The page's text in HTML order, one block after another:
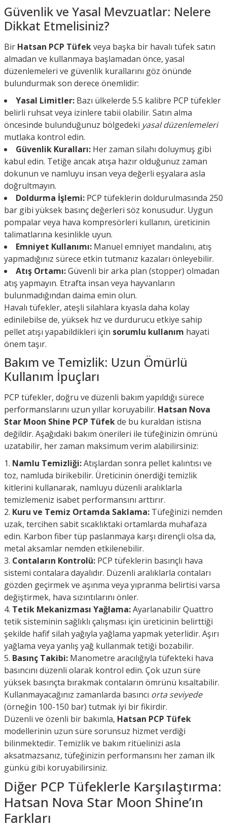
Güvenlik ve Yasal Mevzuatlar: Nelere
Dikkat Etmelisiniz?
Bir Hatsan PCP Tüfekveya başka bir havalı tüfek satın
almadan ve kullanmaya başlamadan önce, yasal
düzenlemeleri ve güvenlik kurallarını göz önünde
bulundurmak son derece önemlidir:
Yasal Limitler: Bazı ülkelerde 5.5 kalibre PCP tüfekler
belirli ruhsat veya izinlere tabii olabilir. Satın alma
öncesinde bulunduğunuz bölgedeki yasal düzenlemeleri
mutlaka kontrol edin.
Güvenlik Kuralları: Her zaman silahı doluymuş gibi
kabul edin. Tetiğe ancak atışa hazır olduğunuz zaman
dokunun ve namluyu insan veya değerli eşyalara asla
doğrultmayın.
Doldurma İşlemi: PCP tüfeklerin doldurulmasında 250
bar gibi yüksek basınç değerleri söz konusudur. Uygun
pompalar veya hava kompresörleri kullanın, üreticinin
talimatlarına kesinlikle uyun.
Emniyet Kullanımı: Manuel emniyet mandalını, atış
yapmadığınız sürece etkin tutmanız kazaları önleyebilir.
Atış Ortamı:Güvenli bir arka plan (stopper) olmadan
atış yapmayın. Etrafta insan veya hayvanların
bulunmadığından daima emin olun.
Havalı tüfekler, ateşli silahlara kıyasla daha kolay
edinilebilse de, yüksek hız ve durdurucu etkiye sahip
pellet atışı yapabildikleri için sorumlu kullanım hayati
önem taşır.
Bakım ve Temizlik: Uzun Ömürlü
Kullanım İpuçları
PCP tüfekler, doğru ve düzenli bakım yapıldığı sürece
performanslarını uzun yıllar koruyabilir. Hatsan Nova
Star Moon Shine PCP Tüfekde bu kuraldan istisna
değildir. Aşağıdaki bakım önerileri ile tüfeğinizin ömrünü
uzatabilir, her zaman maksimum verim alabilirsiniz:
Namlu Temizliği:Atışlardan sonra pellet kalıntısı ve
toz, namluda birikebilir. Üreticinin önerdiği temizlik
kitlerini kullanarak, namluyu düzenli aralıklarla
temizlemeniz isabet performansını arttırır.
Kuru ve Temiz Ortamda Saklama: Tüfeğinizi nemden
uzak, tercihen sabit sıcaklıktaki ortamlarda muhafaza
edin. Karbon fiber tüp paslanmaya karşı dirençli olsa da,
metal aksamlar nemden etkilenebilir.
Contaların Kontrolü: PCP tüfeklerin basınçlı hava
sistemi contalara dayalıdır. Düzenli aralıklarla contaları
gözden geçirmek ve aşınma veya yıpranma belirtisi varsa
değiştirmek, hava sızıntılarını önler.
Tetik Mekanizması Yağlama:Ayarlanabilir Quattro
tetik sisteminin sağlıklı çalışması için üreticinin belirttiği
şekilde hafif silah yağıyla yağlama yapmak yeterlidir. Aşırı
yağlama veya yanlış yağ kullanmak tetiği bozabilir.
Basınç Takibi: Manometre aracılığıyla tüfekteki hava
basıncını düzenli olarak kontrol edin. Çok uzun süre
yüksek basınçta bırakmak contaların ömrünü kısaltabilir.
Kullanmayacağınız zamanlarda basıncı orta seviyede
(örneğin 100-150 bar) tutmak iyi bir fikirdir.
Düzenli ve özenli bir bakımla, Hatsan PCP Tüfek
modellerinin uzun süre sorunsuz hizmet verdiği
bilinmektedir. Temizlik ve bakım ritüelinizi asla
aksatmazsanız, tüfeğinizin performansını her zaman ilk
günkü gibi koruyabilirsiniz.
Diğer PCP Tüfeklerle Karşılaştırma:
Hatsan Nova Star Moon Shine’ın
Farkları